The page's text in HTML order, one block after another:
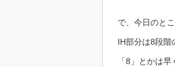
で、今日のと
IH部分は8段階
「8」とかは